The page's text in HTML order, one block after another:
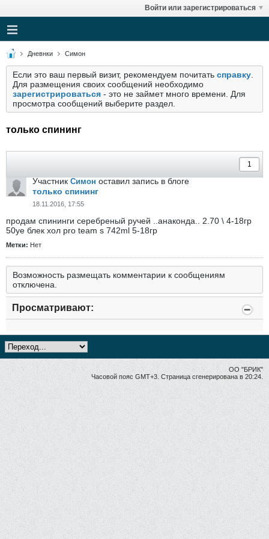
Войти или зарегистрироваться
Дневнки Симон
Если это ваш первый визит, рекомендуем почитать справку
Для размещения своих сообщений необходимо
зарегистрироваться - это не займет много времени. Для
просмотра сообщений выберите раздел.
только спининг
Участник Симон оставил запись в блоге
только спининг
18.11.2016, 17:55
продам спининги серебреный ручей ..анаконда.. 2.70 \ 4-18гр
50уе блек хол pro team s 742ml 5-18гр
Метки: Нет
Возможность размещать комментарии к сообщениям
отключена.
Просматривают:
ОО "БРИК"
Часовой пояс GMT+3. Страница сгенерирована в 20:24.